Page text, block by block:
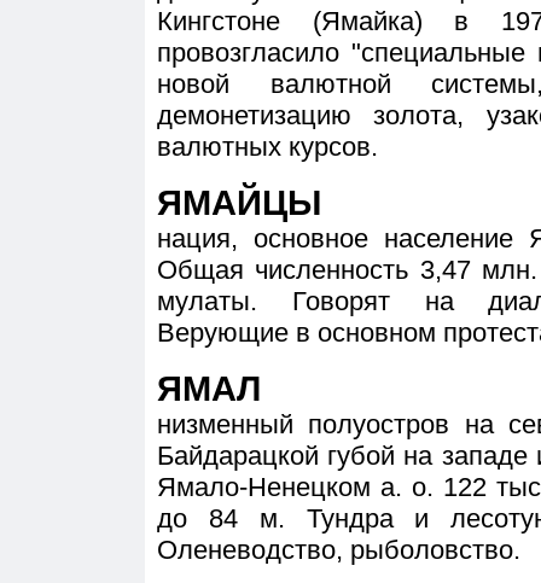
Кингстоне (Ямайка) в
провозгласило
новой валютной
демонетизацию золота,
валютных курсов.
ЯМАЙЦЫ
нация, основное население
Общая численность 3,47
мулаты. Говорят на
Верующие в основном
ЯМАЛ
низменный полуостров на
Байдарацкой губой на
Ямало-Ненецком а. о. 122
до 84 м. Тундра и
Оленеводство, рыболовство.